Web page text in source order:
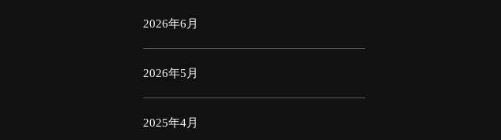
2026年6月
2026年5月
2025年4月